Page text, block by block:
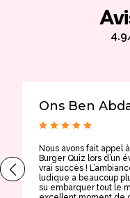
Ons Ben
Nous avons fait appel
Burger Quiz lors d’un
vrai succès !
ludique a beaucoup
su embarquer tout le